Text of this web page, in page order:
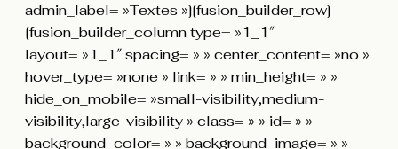
admin_label= »Textes »][fusion_builder_row]
[fusion_builder_column type= »1_1″
layout= »1_1″ spacing= » » center_content= »no »
hover_type= »none » link= » » min_height= » »
hide_on_mobile= »small-visibility,medium-
visibility,large-visibility » class= » » id= » »
background_color= » » background_image= » »